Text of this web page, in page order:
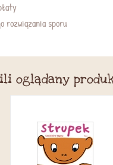
rozwiązania sporu
oglądany